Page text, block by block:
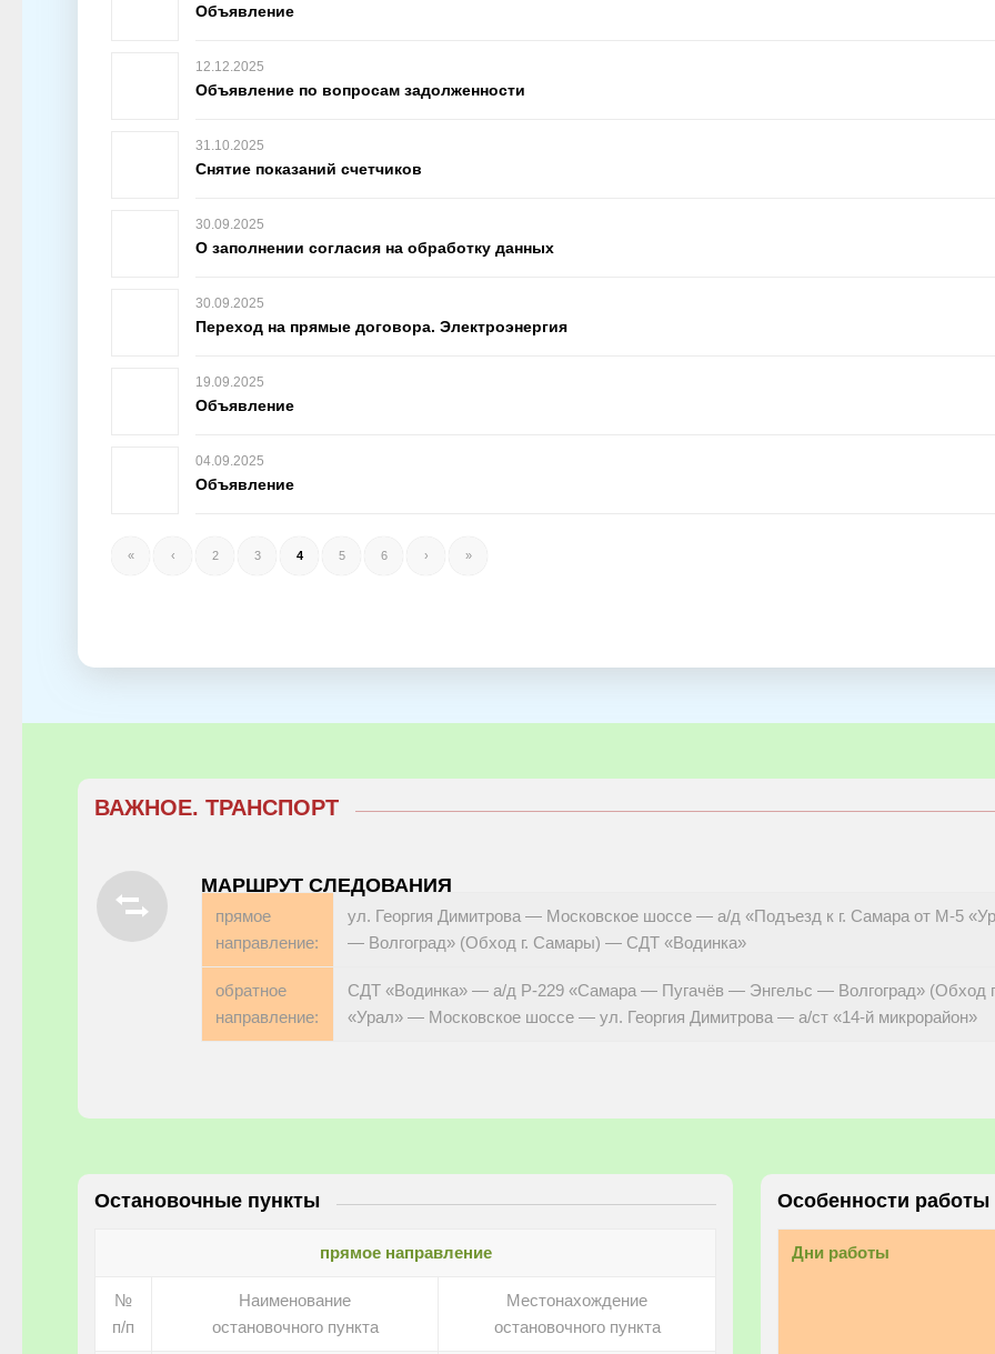
Объявление
12.12.2025
Объявление по вопросам задолженности
31.10.2025
Снятие показаний счетчиков
30.09.2025
О заполнении согласия на обработку данных
30.09.2025
Переход на прямые договора. Электроэнергия
19.09.2025
Объявление
04.09.2025
Объявление
« ‹ 2 3 4 5 6 › »
ВАЖНОЕ. ТРАНСПОРТ
МАРШРУТ СЛЕДОВАНИЯ
прямое
направление:
ул. Георгия Димитрова — Московское шоссе — а/д «Подъезд к г. Самара от М-5
— Волгоград» (Обход г. Самары) — СДТ «Водинка»
обратное
направление:
СДТ «Водинка» — а/д Р-229 «Самара — Пугачёв — Энгельс — Волгоград» (Обход
«Урал» — Московское шоссе — ул. Георгия Димитрова — а/ст «14-й микрорайон»
Остановочные пункты
прямое направление
№
п/п
Наименование
остановочного пункта
Местонахождение
остановочного пункта
Особенности работы
Дни работы